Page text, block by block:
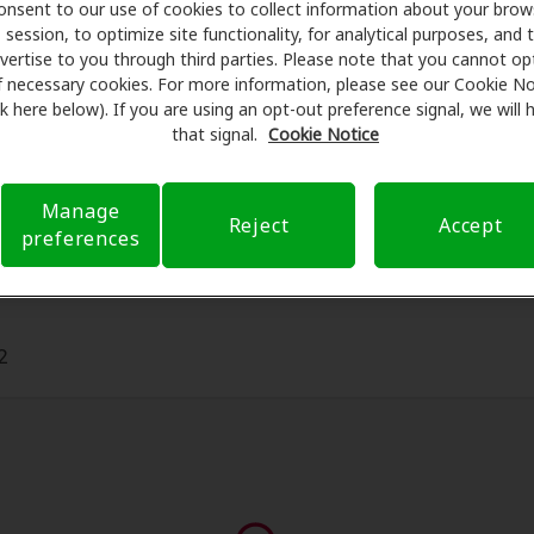
to our use of cookies to collect information about your
session, to optimize site functionality, for analytical purposes, and
to you through third parties. Please note that you cannot
necessary cookies. For more information, please see our Cookie
here below). If you are using an opt-out preference signal, we will
that signal. Cookie Notice
Manage
preferences
Reject Accept
en audífonos y atención auditiva. Nuestros
profesionales licenciados para evaluaciones, pruebas de
Amplifon Hearing Health Care se encarga de
bolsillo y de presentar una derivación. Nuestro objetivo
y liberarlo de preocupaciones con nuestro apoyo